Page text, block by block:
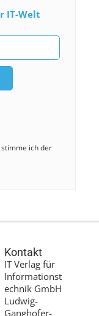
IT-Welt
ich der
Kontakt
IT Verlag für
Informationst
echnik GmbH
Ludwig-
Ganghofer-